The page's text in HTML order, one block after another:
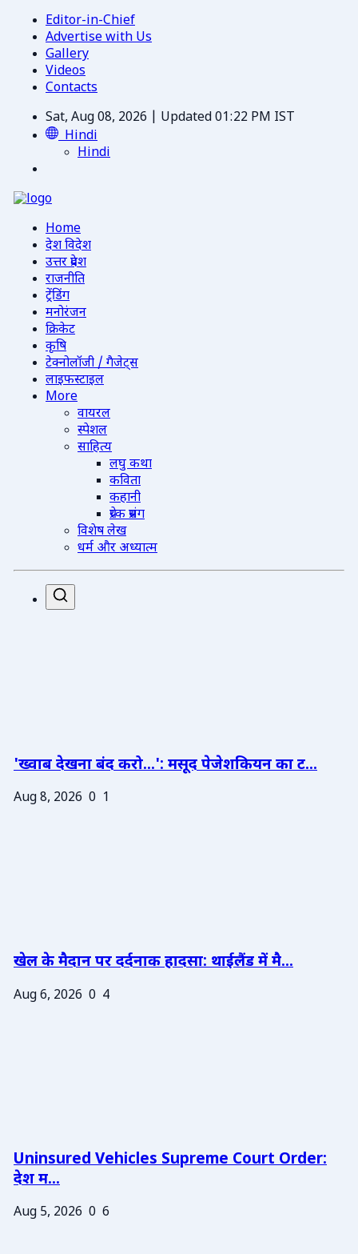
Editor-in-Chief
Advertise with Us
Gallery
Videos
Contacts
Sat, Aug 08, 2026 | Updated 01:22 PM IST
Hindi
Hindi
Home
देश विदेश
उत्तर प्रदेश
राजनीति
ट्रेंडिंग
मनोरंजन
क्रिकेट
कृषि
टेक्नोलॉजी / गैजेट्स
लाइफस्टाइल
More
वायरल
स्पेशल
साहित्य
लघु कथा
कविता
कहानी
प्रेरक प्रसंग
विशेष लेख
धर्म और अध्यात्म
'ख्वाब देखना बंद करो...': मसूद पेजेशकियन का ट...
Aug 8, 2026 0 1
खेल के मैदान पर दर्दनाक हादसा: थाईलैंड में मै...
Aug 6, 2026 0 4
Uninsured Vehicles Supreme Court Order:
देश म...
Aug 5, 2026 0 6